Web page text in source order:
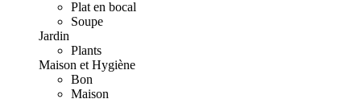
Plat en bocal
Soupe
Jardin
Plants
Maison et Hygiène
Bon
Maison